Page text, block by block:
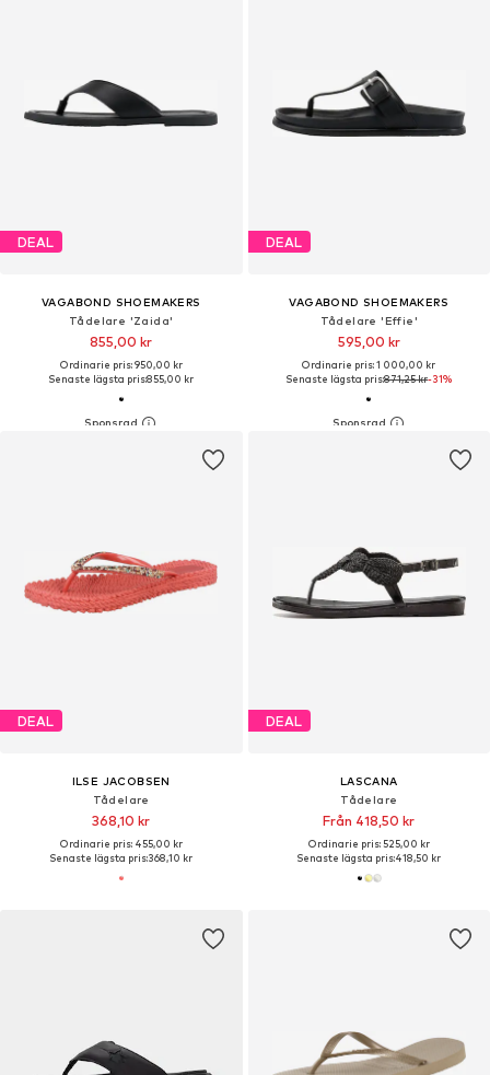
DEAL
VAGABOND SHOEMAKERS
Tådelare 'Zaida'
855,00 kr
Ordinarie pris: 950,00 kr
Senaste lägsta pris:855,00 kr
DEAL
VAGABOND SHOEMAKERS
Tådelare 'Effie'
595,00 kr
Ordinarie pris: 1 000,00 kr
Senaste lägsta pris:871,25 kr-31%
DEAL
ILSE JACOBSEN
Tådelare
368,10 kr
Ordinarie pris: 455,00 kr
Senaste lägsta pris:368,10 kr
DEAL
LASCANA
Tådelare
Från 418,50 kr
Ordinarie pris: 525,00 kr
Senaste lägsta pris:418,50 kr